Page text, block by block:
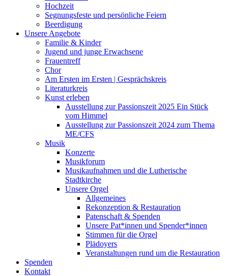
Hochzeit
Segnungsfeste und persönliche Feiern
Beerdigung
Unsere Angebote
Familie & Kinder
Jugend und junge Erwachsene
Frauentreff
Chor
Am Ersten im Ersten | Gesprächskreis
Literaturkreis
Kunst erleben
Ausstellung zur Passionszeit 2025 Ein Stück
vom Himmel
Ausstellung zur Passionszeit 2024 zum Thema
ME/CFS
Musik
Konzerte
Musikforum
Musikaufnahmen und die Lutherische
Stadtkirche
Unsere Orgel
Allgemeines
Rekonzeption & Restauration
Patenschaft & Spenden
Unsere Pat*innen und Spender*innen
Stimmen für die Orgel
Plädoyers
Veranstaltungen rund um die Restauration
Spenden
Kontakt